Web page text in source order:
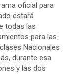
oficial para
estará
todas las
para las
Nacionales
durante esa
y las dos